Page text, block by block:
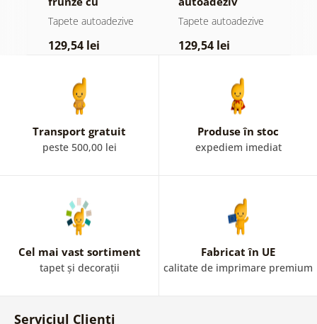
atingere
Tapete autoadezive
129,54 lei
pădure în ceață
Tapete autoadezive
129,54 lei
Transport gratuit
peste 500,00 lei
Produse în stoc
expediem imediat
Cel mai vast sortiment
tapet și decorații
Fabricat în UE
calitate de imprimare premium
Serviciul Clienți